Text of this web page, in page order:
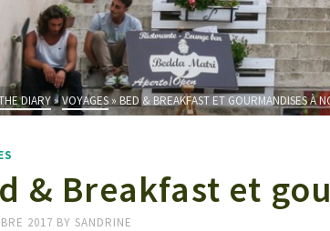
DIARY»VOYAGES» BED & BREAKFAST ET GOURMANDISES À
& Breakfast et
2017 BY SANDRINE